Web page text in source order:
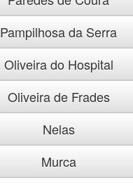
Pampilhosa da Serra
Oliveira do Hospital
Oliveira de Frades
Nelas
Murca